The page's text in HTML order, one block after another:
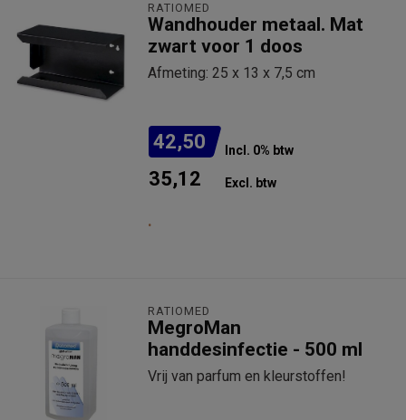
RATIOMED
Wandhouder metaal. Mat
zwart voor 1 doos
Afmeting: 25 x 13 x 7,5 cm
42,50 Incl. 0% btw
35,12 Excl. btw
.
RATIOMED
MegroMan
handdesinfectie - 500 ml
Vrij van parfum en kleurstoffen!